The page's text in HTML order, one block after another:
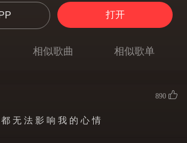
你为何不带我冲向高潮
Is it something that I have done
是因为我做了什么吗
你在我脑中挥之不去
night we had it was everything
打开
相似歌曲 相似歌单
890
无 法 影 响 我 的 心 情